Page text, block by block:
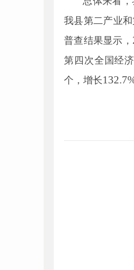
我县第二产业
普查结果显示，
第四次全国经
个，增长132.7